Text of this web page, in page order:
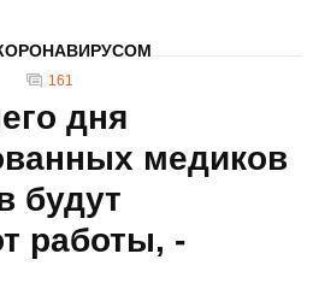
161
дня
медиков
будут
работы, -